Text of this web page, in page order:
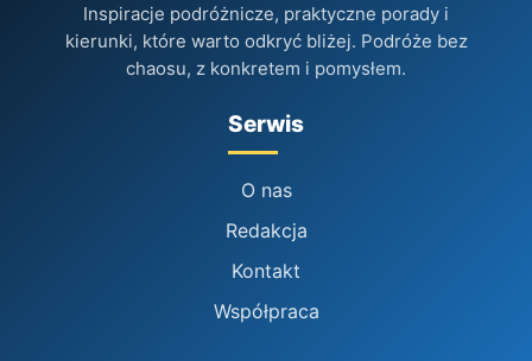
Inspiracje podróżnicze, praktyczne porady i
kierunki, które warto odkryć bliżej. Podróże bez
chaosu, z konkretem i pomysłem.
Serwis
O nas
Redakcja
Kontakt
Współpraca